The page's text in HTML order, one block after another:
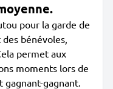
pour la garde de
bénévoles,
permet aux
moments lors de
gagnant-gagnant.